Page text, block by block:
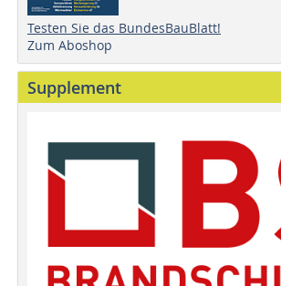
Testen Sie das BundesBauBlatt!
Zum Aboshop
Supplement